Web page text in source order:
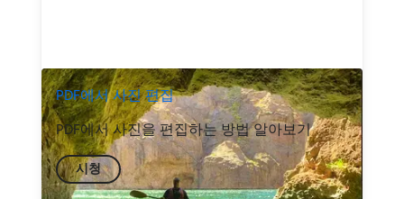
PDF에서 사진 편집
PDF에서 사진을 편집하는 방법 알아보기
시청